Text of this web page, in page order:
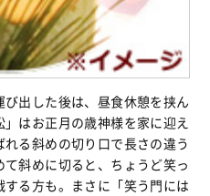
出した後は、昼食休憩を挟ん
はお正月の歳神様を家に迎え
る斜めの切り口で長さの違う
斜めに切ると、ちょうど笑っ
る方も。まさに「笑う門には